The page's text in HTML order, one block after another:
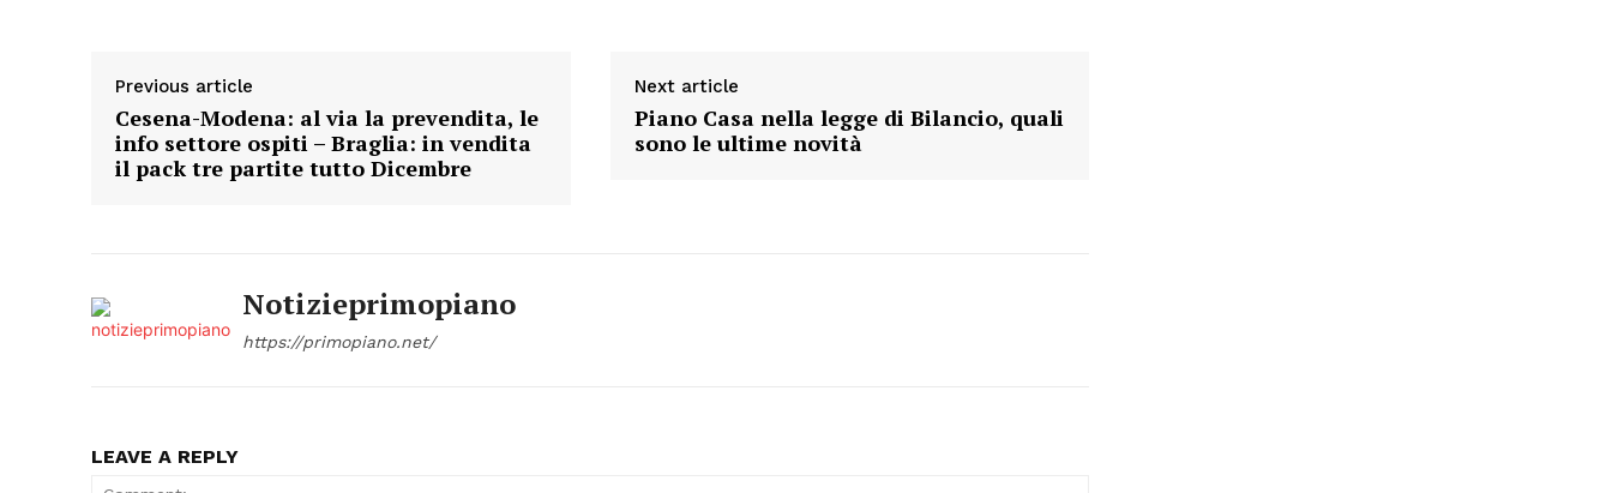
Previous article
Cesena-Modena: al via la prevendita, le
info settore ospiti – Braglia: in vendita
il pack tre partite tutto Dicembre
Next article
Piano Casa nella legge di Bilancio, quali
sono le ultime novità
Notizieprimopiano
https://primopiano.net/
LEAVE A REPLY